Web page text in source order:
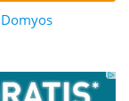
Domyos